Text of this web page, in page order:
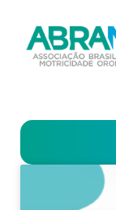
conteúdo